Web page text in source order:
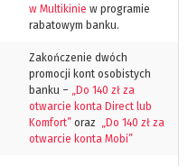
w Multikinie w programie
rabatowym banku.
Zakończenie dwóch
promocji kont osobistych
banku –
„Do 140 zł za
otwarcie konta Direct lub
Komfort” oraz
„Do 140 zł za
otwarcie konta Mobi”